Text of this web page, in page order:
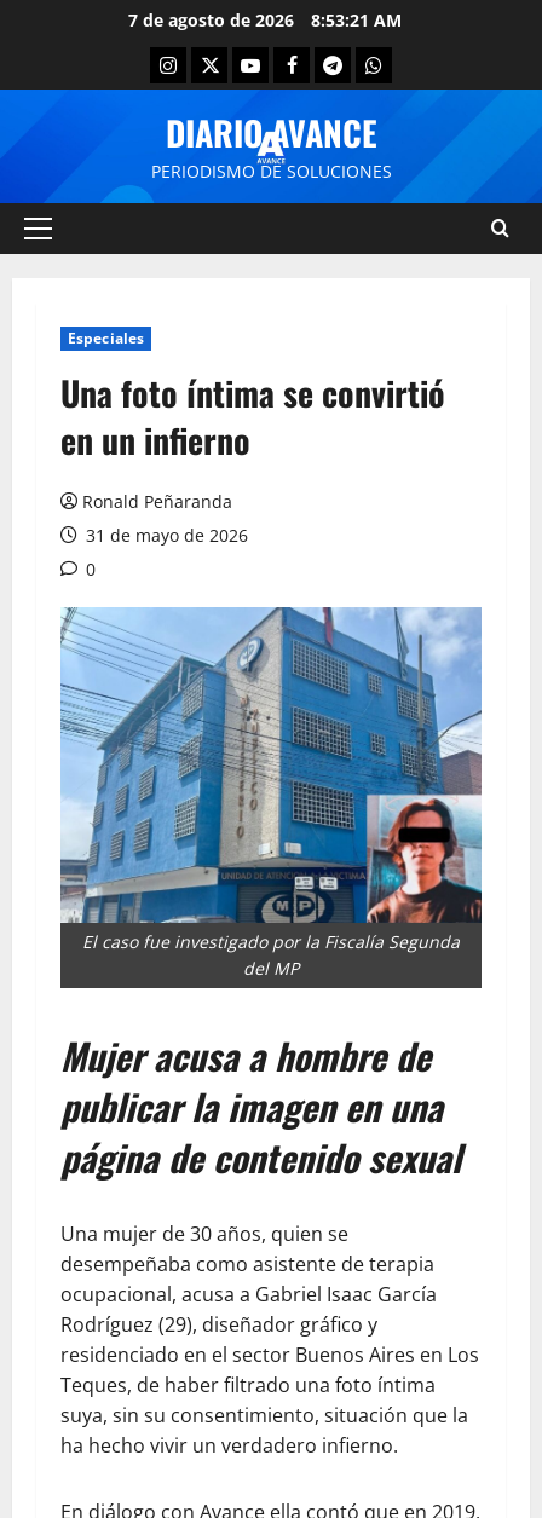
7 de agosto de 2026 8:53:22 AM
DIARIO AVANCE
PERIODISMO DE SOLUCIONES
Especiales
Una foto íntima se convirtió
en un infierno
Ronald Peñaranda
31 de mayo de 2026
0
El caso fue investigado por la Fiscalía Segunda
del MP
Mujer acusa a hombre de
publicar la imagen en una
página de contenido sexual
Una mujer de 30 años, quien se
desempeñaba como asistente de terapia
ocupacional, acusa a Gabriel Isaac García
Rodríguez (29), diseñador gráfico y
residenciado en el sector Buenos Aires en Los
Teques, de haber filtrado una foto íntima
suya, sin su consentimiento, situación que la
ha hecho vivir un verdadero infierno.
En diálogo con Avance ella contó que en 2019,